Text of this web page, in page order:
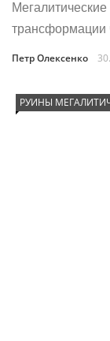
трансформации
Петр Олексенко
РУИНЫ